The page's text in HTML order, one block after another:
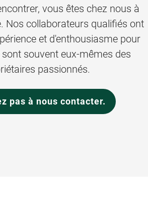
vous êtes chez nous à
Nos collaborateurs qualifiés ont
et d'enthousiasme pour
souvent eux-mêmes des
passionnés.
pas à nous contacter.